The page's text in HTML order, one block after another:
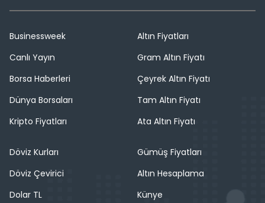
Businessweek
Canlı Yayın
Borsa Haberleri
Dünya Borsaları
Kripto Fiyatları
Altın Fiyatları
Gram Altın Fiyatı
Çeyrek Altın Fiyatı
Tam Altın Fiyatı
Ata Altın Fiyatı
Döviz Kurları
Döviz Çevirici
Dolar TL
Gümüş Fiyatları
Altın Hesaplama
Künye